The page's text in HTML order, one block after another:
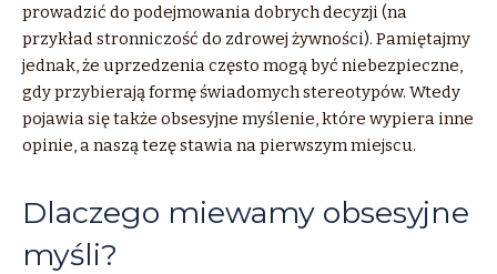
prowadzić do podejmowania dobrych decyzji (na
przykład stronniczość do zdrowej żywności). Pamiętajmy
jednak, że uprzedzenia często mogą być niebezpieczne,
gdy przybierają formę świadomych stereotypów. Wtedy
pojawia się także obsesyjne myślenie, które wypiera inne
opinie, a naszą tezę stawia na pierwszym miejscu.
Dlaczego miewamy obsesyjne
myśli?